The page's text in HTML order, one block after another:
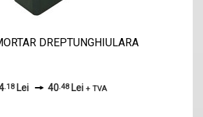
DREPTUNGHIULARA
.18Lei 40.48Lei + TVA